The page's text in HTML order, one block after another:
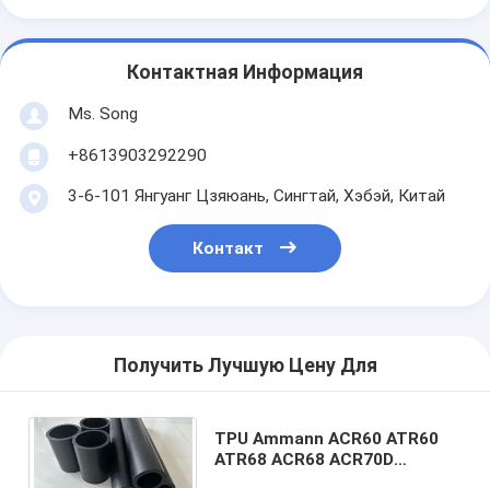
Контактная Информация
Ms. Song
+8613903292290
3-6-101 Янгуанг Цзяюань, Сингтай, Хэбэй, Китай
Контакт
Получить Лучшую Цену Для
TPU Ammann ACR60 ATR60
ATR68 ACR68 ACR70D